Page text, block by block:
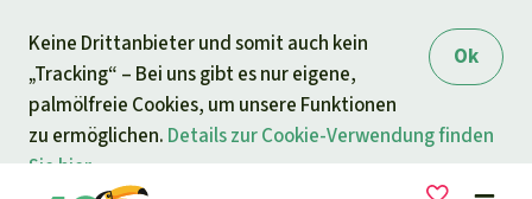
Ok
Keine Drittanbieter und somit auch kein
„Tracking“ – Bei uns gibt es nur eigene,
palmölfreie Cookies, um unsere Funktionen
zu ermöglichen. Details zur Cookie-Verwendung finden
Sie hier.
springen